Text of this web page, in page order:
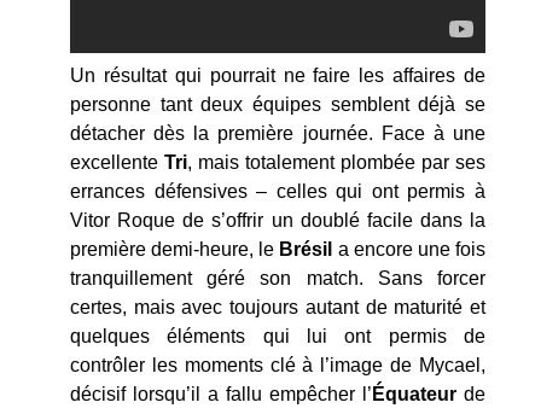
Un résultat qui pourrait ne faire les affaires de
personne tant deux équipes semblent déjà se
détacher dès la première journée. Face à une
excellente Tri, mais totalement plombée par ses
errances défensives – celles qui ont permis à
Vitor Roque de s’offrir un doublé facile dans la
première demi-heure, le Brésil a encore une fois
tranquillement géré son match. Sans forcer
certes, mais avec toujours autant de maturité et
quelques éléments qui lui ont permis de
contrôler les moments clé à l’image de Mycael,
décisif lorsqu’il a fallu empêcher l’ Équateur de